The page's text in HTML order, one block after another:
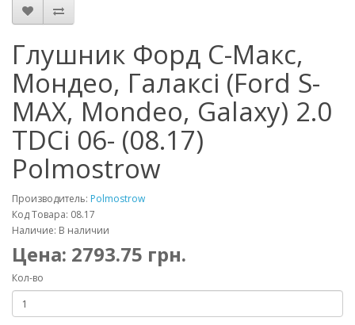
Глушник Форд С-Макс,
Мондео, Галаксі (Ford S-
MAX, Mondeo, Galaxy) 2.0
TDCi 06- (08.17)
Polmostrow
Производитель: Polmostrow
Код Товара: 08.17
Наличие: В наличии
Цена: 2793.75 грн.
Кол-во